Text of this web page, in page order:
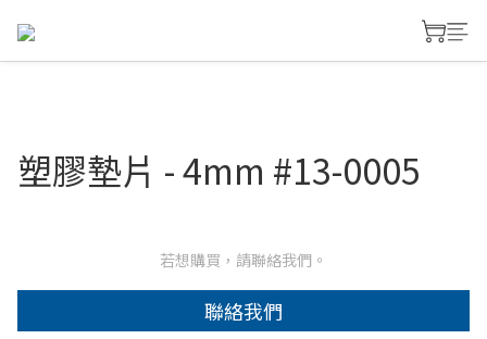
塑膠墊片 - 4mm #13-0005
若想購買，請聯絡我們。
聯絡我們